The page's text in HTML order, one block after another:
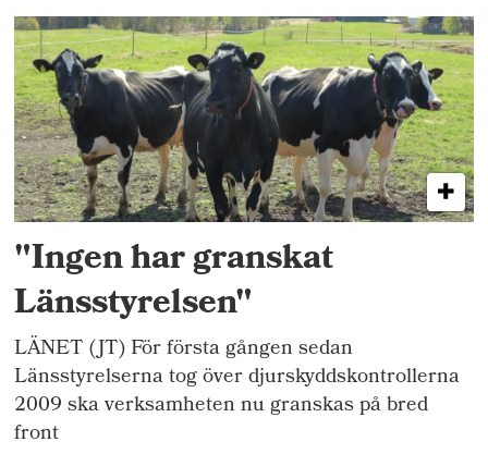
"Ingen har granskat
Länsstyrelsen"
LÄNET (JT) För första gången sedan
Länsstyrelserna tog över djurskyddskontrollerna
2009 ska verksamheten nu granskas på bred
front